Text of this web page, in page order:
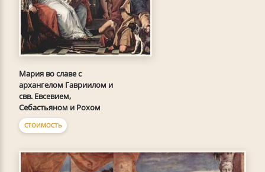
Мария во славе с
архангелом Гавриилом и
свв. Евсевием,
Себастьяном и Рохом
СТОИМОСТЬ